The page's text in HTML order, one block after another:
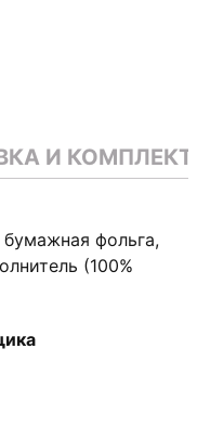
И
фольга,
(100%